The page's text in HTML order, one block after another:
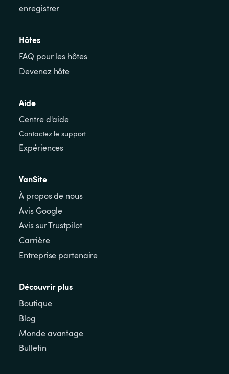
enregistrer
Hôtes
FAQ pour les hôtes
Devenez hôte
Aide
Centre d'aide
Contactez le support
Expériences
VanSite
À propos de nous
Avis Google
Avis sur Trustpilot
Carrière
Entreprise partenaire
Découvrir plus
Boutique
Blog
Monde avantage
Bulletin